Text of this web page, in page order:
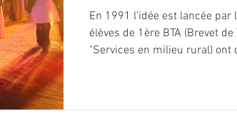
En 1991 l’idée est lancée
élèves de 1ère BTA (Brevet
"Services en milieu rural) ont